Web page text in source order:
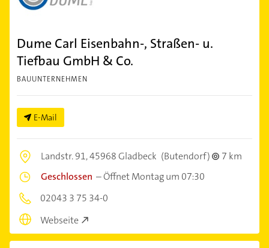
Dume Carl Eisenbahn-, Straßen- u.
Tiefbau GmbH & Co.
BAUUNTERNEHMEN
E-Mail
Landstr. 91,45968 Gladbeck (Butendorf)
7 km
Geschlossen –Öffnet Montag um 07:30
02043 3 75 34-0
Webseite